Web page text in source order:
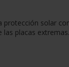
protección solar
placas extremas.